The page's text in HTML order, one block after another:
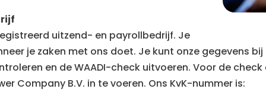
uitzend- en payrollbedrijf. Je
je zaken met ons doet. Je kunt onze gegevens bij
en de WAADI-check uitvoeren. Voor de check
Company B.V. in te voeren. Ons KvK-nummer is: